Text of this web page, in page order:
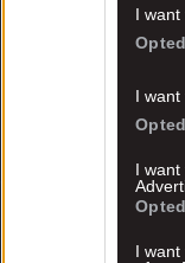
I want
I want
I
I